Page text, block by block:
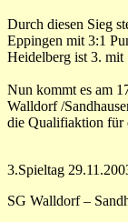
Durch diesen Sieg
Eppingen mit 3:1
Heidelberg ist 3.
Nun kommt es am
Walldorf /
die Qualifiaktion für
3.Spieltag
SG Walldorf –